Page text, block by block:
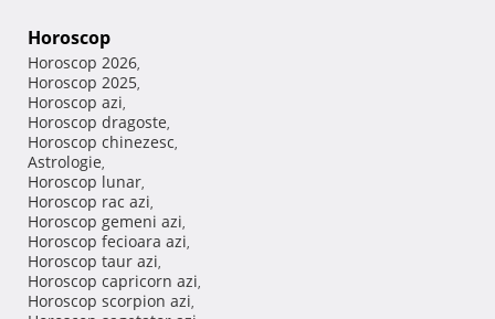
Horoscop
Horoscop 2026,
Horoscop 2025,
Horoscop azi,
Horoscop dragoste,
Horoscop chinezesc,
Astrologie,
Horoscop lunar,
Horoscop rac azi,
Horoscop gemeni azi,
Horoscop fecioara azi,
Horoscop taur azi,
Horoscop capricorn azi,
Horoscop scorpion azi,